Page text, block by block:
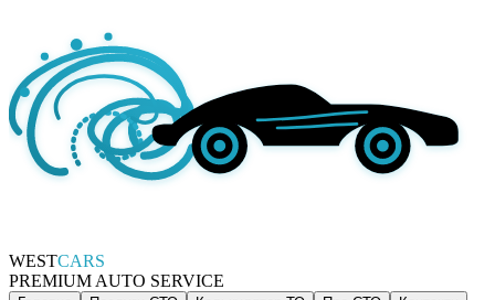
WESTCARS
PREMIUM AUTO SERVICE